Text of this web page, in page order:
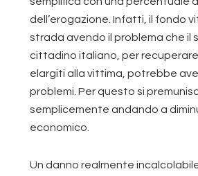
dell’erogazione. Infatti, il fondo
strada avendo il problema che il
cittadino italiano, per recuperare
elargiti alla vittima, potrebbe
problemi. Per questo si
semplicemente andando a
economico.
Un danno realmente